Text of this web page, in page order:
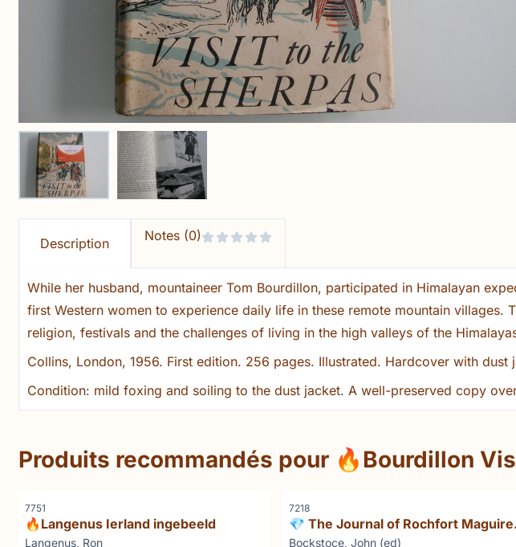
Description Notes (0)
While her husband, mountaineer Tom Bourdillon, participated in Himalayan
first Western women to experience daily life in these remote mountain
religion, festivals and the challenges of living in the high valleys of the
Collins, London, 1956. First edition. 256 pages. Illustrated. Hardcover with dust
Condition: mild foxing and soiling to the dust jacket. A well-preserved copy
Produits recommandés pour 🔥Bourdillon
Référence
7751
🔥Langenus Ierland ingebeeld
Marque :
Langenus, Ron
Référence
7218
💎 The Journal of Rochfort Maguire,
1852–1854 - Two Years at Point
Marque :
Bockstoce, John (ed)